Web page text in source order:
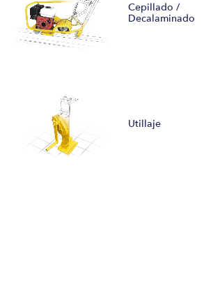
Cepillado /
Decalaminado
Utillaje